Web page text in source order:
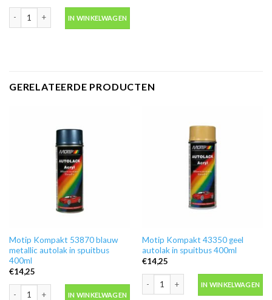
IN WINKELWAGEN
GERELATEERDE PRODUCTEN
Motip Kompakt 53870 blauw
metallic autolak in spuitbus
400ml
€14,25
Motip Kompakt 53870 blauw metallic autolak in spuitbus 400ml aantal
IN WINKELWAGEN
Motip Kompakt 43350 geel
autolak in spuitbus 400ml
€14,25
Motip Kompakt 43350 geel autolak
IN WINKELWAGEN